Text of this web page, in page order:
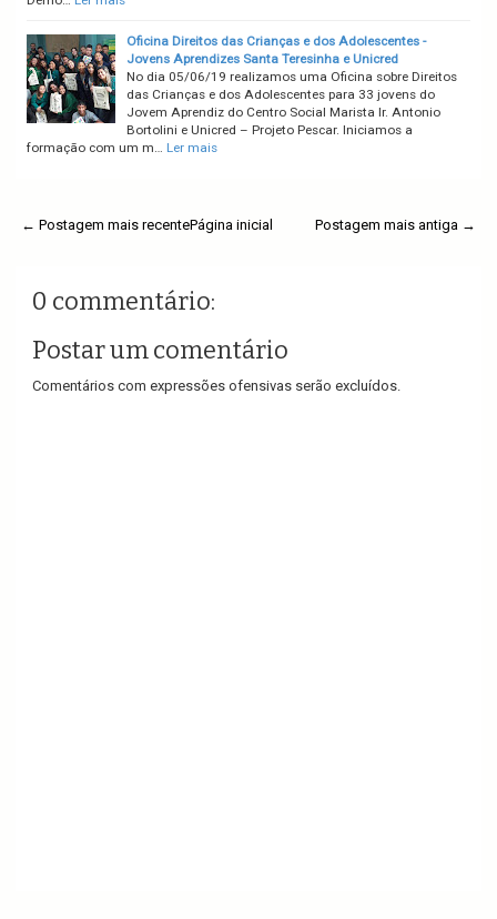
Oficina Direitos das Crianças e dos Adolescentes -
Jovens Aprendizes Santa Teresinha e Unicred
No dia 05/06/19 realizamos uma Oficina sobre Direitos
das Crianças e dos Adolescentes para 33 jovens do
Jovem Aprendiz do Centro Social Marista Ir. Antonio
Bortolini e Unicred – Projeto Pescar. Iniciamos a
formação com um m… Ler mais
← Postagem mais recente Postagem mais antiga →
Página inicial
0 commentário:
Postar um comentário
Comentários com expressões ofensivas serão excluídos.